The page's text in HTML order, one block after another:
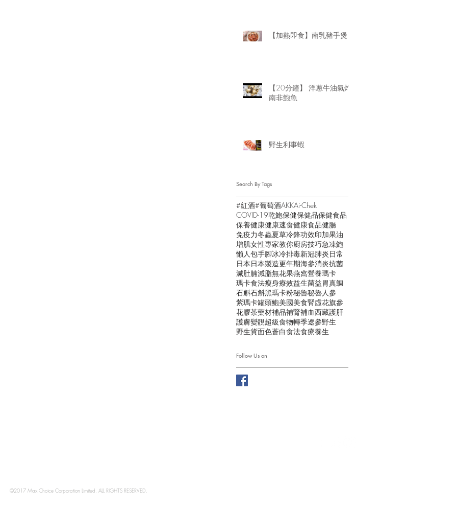
【加熱即食】南乳豬手煲
【20分鐘】 洋蔥牛油氣炸
南非鮑魚
野生利事蝦
Search By Tags
#紅酒#葡萄酒AKKAi-Chek
COVID-19乾鮑保健保健品保健食品
保養健康健康速食健康食品健腸
免疫力冬蟲夏草冷鋒功效印加果油
增肌女性專家教你廚房技巧急凍鮑
懶人包手腳冰冷排毒新冠肺炎日常
日本日本製造更年期海參消炎抗菌
減肚腩減脂無花果燕窩營養瑪卡
瑪卡食法瘦身療效益生菌益胃真鯛
石斛石斛黑瑪卡粉秘魯秘魯人參
紫瑪卡罐頭鮑美國美食腎虛花旗參
花膠茶藥材補品補腎補血西藏護肝
護膚變靚超級食物轉季遼參野生
野生貨面色蒼白食法食療養生
Follow Us on
©2017 Max Choice Corporation Limited. ALL RIGHTS RESERVED.